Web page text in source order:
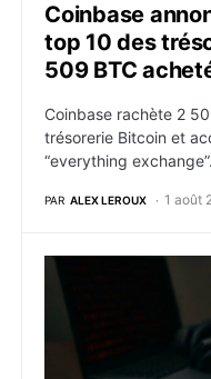
Coinbase
top 10 des
509 BTC
Coinbase rachète 2
trésorerie Bitcoin et
“everything exchange”.
PAR ALEX LEROUX 1 août
Hack CoinDCX :